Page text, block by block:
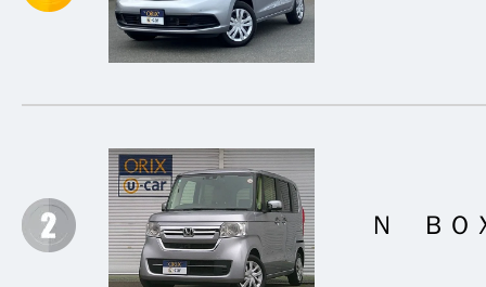
Ｎ ＢＯ